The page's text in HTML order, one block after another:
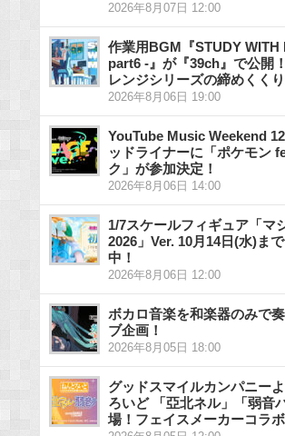
2026年8月07日 12:00
作業用BGM『STUDY WITH
part6 -』が『39ch』で公開
レンジシリーズの締めくくり
2026年8月06日 19:00
YouTube Music Weekend
ッドライナーに「ポケモン
ク」が参加決定！
2026年8月06日 14:00
1/7スケールフィギュア「マ
2026」Ver. 10月14日(水)ま
中！
2026年8月06日 12:00
ボカロ音楽を和楽器のみで
ブ企画！
2026年8月05日 18:00
グッドスマイルカンパニー
ろいど 「亞北ネル」「弱音
場！フェイスメーカーコラボ